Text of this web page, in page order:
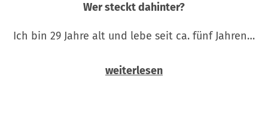
Wer steckt dahinter?
Ich bin 29 Jahre alt und lebe seit ca. fünf Jahren…
weiterlesen